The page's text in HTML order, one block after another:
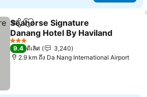
แชร์ เพิ่มในรายการโปรด
Seahorse Signature
Danang Hotel By Haviland
3 ดาว
9.4 ดีเลิศ
3,240
2.9 km ถึง Da Nang International Airport